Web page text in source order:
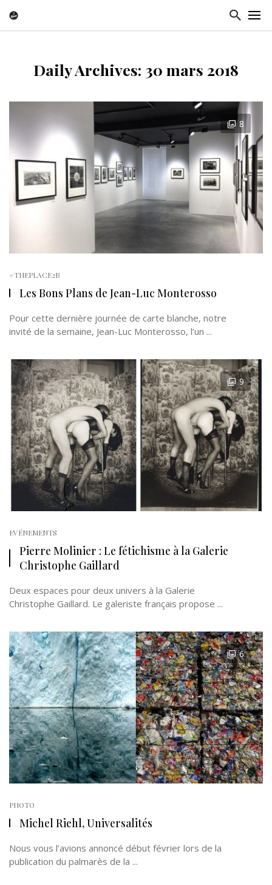
Daily Archives: 30 mars 2018
8
#THEPLACE2B
Les Bons Plans de Jean-Luc Monterosso
Pour cette dernière journée de carte blanche, notre
invité de la semaine, Jean-Luc Monterosso, l’un ...
9
EVÉNEMENTS
Pierre Molinier : Le fétichisme à la Galerie
Christophe Gaillard
Deux espaces pour deux univers à la Galerie
Christophe Gaillard. Le galeriste français propose ...
6
PHOTO
Michel Riehl, Universalités
Nous vous l’avions annoncé début février lors de la
publication du palmarès de la ...